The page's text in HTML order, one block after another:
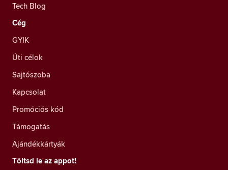
Tech Blog
Cég
GYIK
Úti célok
Sajtószoba
Kapcsolat
Promóciós kód
Támogatás
Ajándékkártyák
Töltsd le az appot!